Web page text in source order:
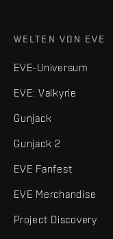
WELTEN VON EVE
EVE-Universum
EVE: Valkyrie
Gunjack
Gunjack 2
EVE Fanfest
EVE Merchandise
Project Discovery